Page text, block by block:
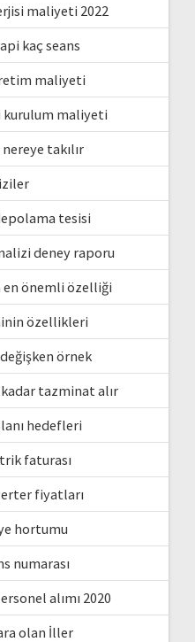
maliyeti 2022
kaç seans
maliyeti
kurulum maliyeti
takılır
tesisi
deney raporu
en önemli özelliği
özellikleri
örnek
kadar tazminat alır
hedefleri
faturası
fiyatları
hortumu
numarası
alımı 2020
olan İller